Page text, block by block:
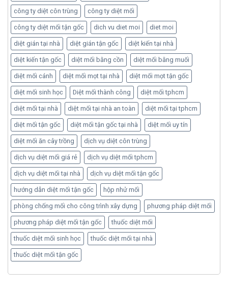
công ty diệt côn trùng công ty diệt mối
công ty diệt mối tận gốc dich vu diet moi diet moi
diệt gián tại nhà diệt gián tận gốc diệt kiến tại nhà
diệt kiến tận gốc diệt mối bằng cồn diệt mối bằng muối
diệt mối cánh diệt mối mọt tại nhà diệt mối mọt tận gốc
diệt mối sinh học Diệt mối thành công diệt mối tphcm
diệt mối tại nhà diệt mối tại nhà an toàn diệt mối tại tphcm
diệt mối tận gốc diệt mối tận gốc tại nhà diệt mối uy tín
diệt mối ăn cây trồng dịch vụ diệt côn trùng
dịch vụ diệt mối giá rẻ dịch vụ diệt mối tphcm
dịch vụ diệt mối tại nhà dịch vụ diệt mối tận gốc
hướng dẫn diệt mối tận gốc hộp nhử mối
phòng chống mối cho công trình xây dựng phương pháp diệt mối
phương pháp diệt mối tận gốc thuốc diệt mối
thuốc diệt mối sinh học thuốc diệt mối tại nhà
thuốc diệt mối tận gốc